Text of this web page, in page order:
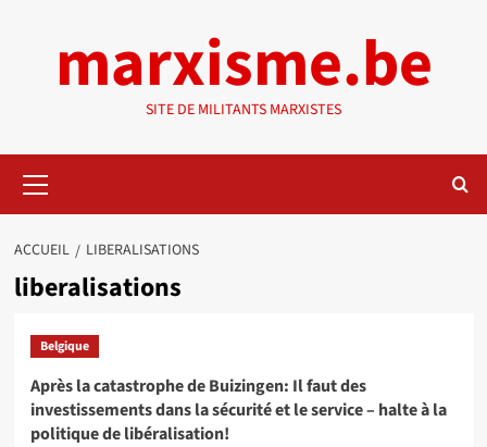
marxisme.be
SITE DE MILITANTS MARXISTES
principal
ACCUEIL LIBERALISATIONS
liberalisations
Belgique
Après la catastrophe de Buizingen: Il faut des
investissements dans la sécurité et le service – halte à la
politique de libéralisation!